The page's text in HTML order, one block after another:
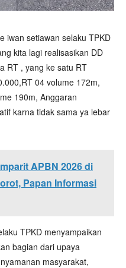
iwan setiawan selaku TPKD
kita lagi realisasikan DD
RT , yang ke satu RT
04 volume 172m,
190m, Anggaran
karna tidak sama ya lebar
APBN 2026 di
Papan Informasi
TPKD menyampaikan
bagian dari upaya
masyarakat,